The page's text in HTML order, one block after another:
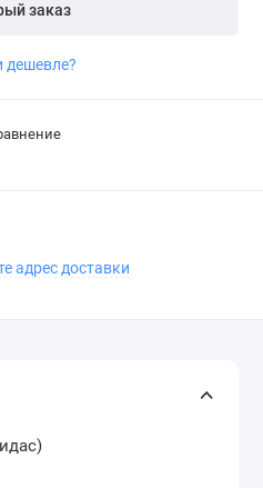
заказ
дешевле?
адрес доставки